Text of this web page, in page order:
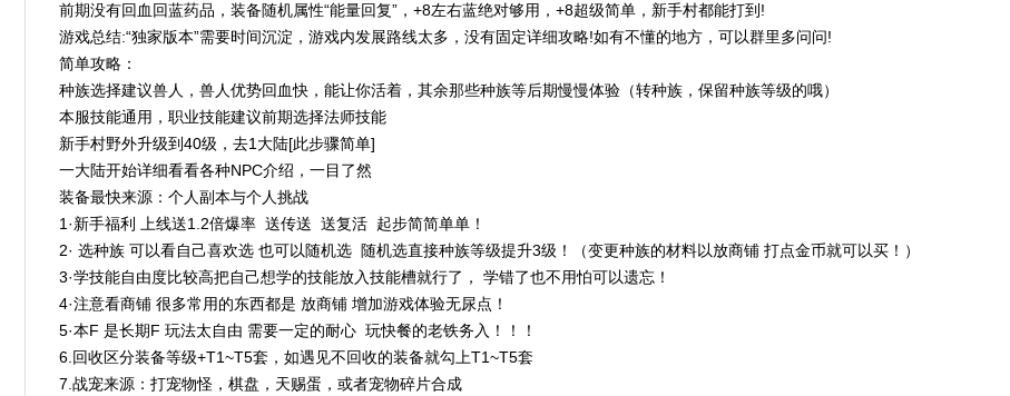
前期没有回血回蓝药品，装备随机属性“能量回复”，+8左右蓝绝对够用，+8超级简单，新手村都能打到!
游戏总结:“独家版本”需要时间沉淀，游戏内发展路线太多，没有固定详细攻略!如有不懂的地方，可以群里多问问!
简单攻略：
种族选择建议兽人，兽人优势回血快，能让你活着，其余那些种族等后期慢慢体验（转种族，保留种族等级的哦）
本服技能通用，职业技能建议前期选择法师技能
新手村野外升级到40级，去1大陆[此步骤简单]
一大陆开始详细看看各种NPC介绍，一目了然
装备最快来源：个人副本与个人挑战
1·新手福利 上线送1.2倍爆率 送传送 送复活 起步简简单单！
2· 选种族 可以看自己喜欢选 也可以随机选 随机选直接种族等级提升3级！（变更种族的材料以放商铺 打点金币就可以买！）
3·学技能自由度比较高把自己想学的技能放入技能槽就行了， 学错了也不用怕可以遗忘！
4·注意看商铺 很多常用的东西都是 放商铺 增加游戏体验无尿点！
5·本F 是长期F 玩法太自由 需要一定的耐心 玩快餐的老铁务入！！！
6.回收区分装备等级+T1~T5套，如遇见不回收的装备就勾上T1~T5套
7.战宠来源：打宠物怪，棋盘，天赐蛋，或者宠物碎片合成